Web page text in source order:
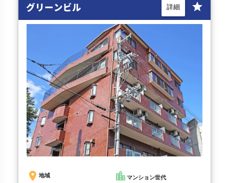
グリーンビル star
詳細
place 地域 location_city マンション世代